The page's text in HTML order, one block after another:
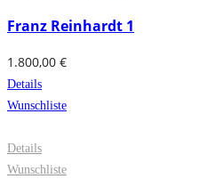
Franz Reinhardt 1
1.800,00 €
Details
Wunschliste
Details
Wunschliste